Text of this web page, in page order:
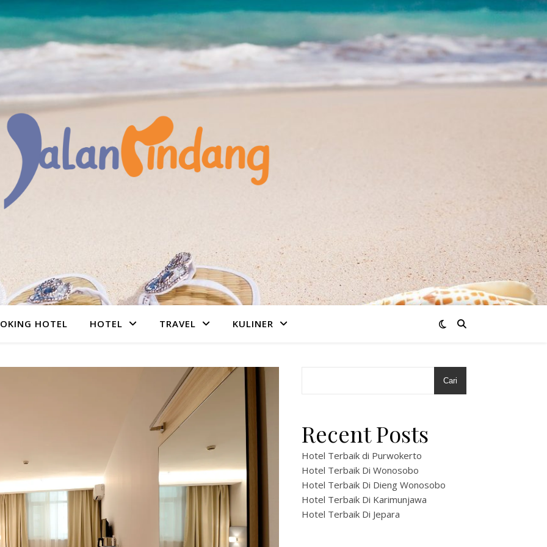
HOTEL HOTEL TRAVEL KULINER
Cari
Recent Posts
Hotel Terbaik di Purwokerto
Hotel Terbaik Di Wonosobo
Hotel Terbaik Di Dieng Wonosobo
Hotel Terbaik Di Karimunjawa
Hotel Terbaik Di Jepara